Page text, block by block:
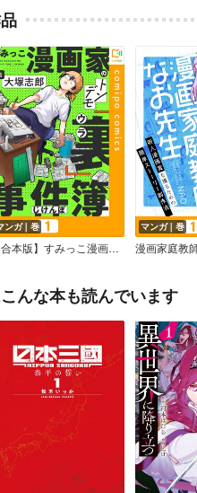
ンガ｜巻
【合本版】すみっこ漫画家のトンデモ『裏』事件簿
マンガ｜巻
んな本も読んでいます